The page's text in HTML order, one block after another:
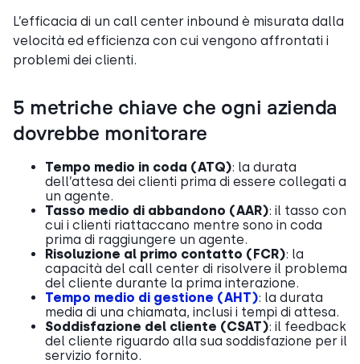
L’efficacia di un call center inbound è misurata dalla
velocità ed efficienza con cui vengono affrontati i
problemi dei clienti.
5 metriche chiave che ogni azienda
dovrebbe monitorare
Tempo medio in coda (ATQ): la durata
dell’attesa dei clienti prima di essere collegati a
un agente.
Tasso medio di abbandono (AAR): il tasso con
cui i clienti riattaccano mentre sono in coda
prima di raggiungere un agente.
Risoluzione al primo contatto (FCR): la
capacità del call center di risolvere il problema
del cliente durante la prima interazione.
Tempo medio di gestione (AHT): la durata
media di una chiamata, inclusi i tempi di attesa.
Soddisfazione del cliente (CSAT): il feedback
del cliente riguardo alla sua soddisfazione per il
servizio fornito.